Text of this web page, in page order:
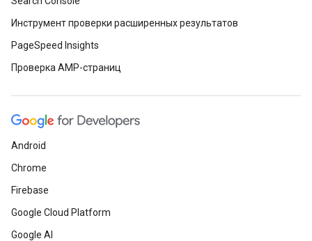
Инструмент проверки расширенных результатов
PageSpeed Insights
Проверка AMP-страниц
Android
Chrome
Firebase
Google Cloud Platform
Google AI